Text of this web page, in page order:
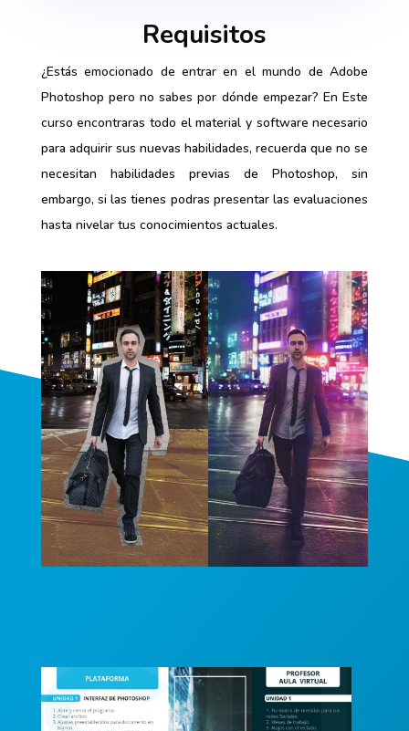
Requisitos
¿Estás emocionado de entrar en el mundo de Adobe
Photoshop pero no sabes por dónde empezar? En Este
curso encontraras todo el material y software necesario
para adquirir sus nuevas habilidades, recuerda que no se
necesitan habilidades previas de Photoshop, sin
embargo, si las tienes podras presentar las evaluaciones
hasta nivelar tus conocimientos actuales.